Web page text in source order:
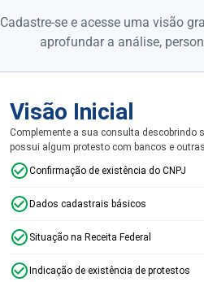
Cadastre-se e acesse uma visão
aprofundar a análise,
Visão Inicial
Complemente a sua consulta descobrindo
possui algum protesto com bancos e
Confirmação de existência do CNPJ
Dados cadastrais básicos
Situação na Receita Federal
Indicação de existência de protestos